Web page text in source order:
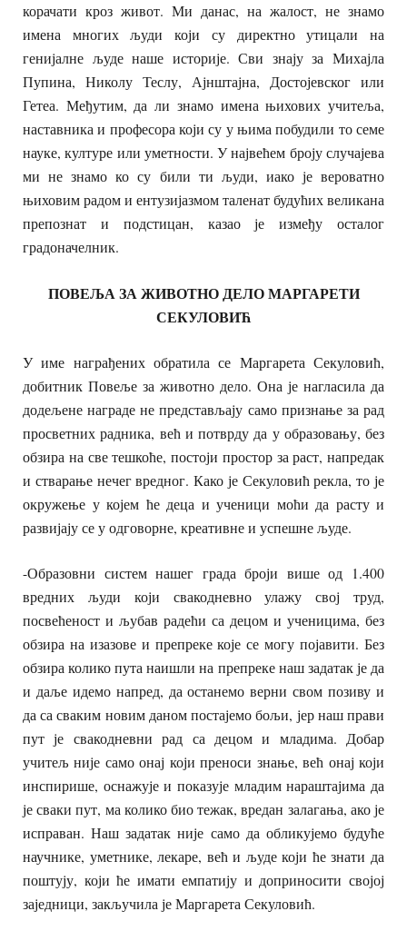
корачати кроз живот. Ми данас, на жалост, не знамо
имена многих људи који су директно утицали на
генијалне људе наше историје. Сви знају за Михајла
Пупина, Николу Теслу, Ајнштајна, Достојевског или
Гетеа. Међутим, да ли знамо имена њихових учитеља,
наставника и професора који су у њима побудили то семе
науке, културе или уметности. У највећем броју случајева
ми не знамо ко су били ти људи, иако је вероватно
њиховим радом и ентузијазмом таленат будућих великана
препознат и подстицан, казао је између осталог
градоначелник.
ПОВЕЉА ЗА ЖИВОТНО ДЕЛО МАРГАРЕТИ
СЕКУЛОВИЋ
У име награђених обратила се Маргарета Секуловић,
добитник Повеље за животно дело. Она је нагласила да
додељене награде не представљају само признање за рад
просветних радника, већ и потврду да у образовању, без
обзира на све тешкоће, постоји простор за раст, напредак
и стварање нечег вредног. Како је Секуловић рекла, то је
окружење у којем ће деца и ученици моћи да расту и
развијају се у одговорне, креативне и успешне људе.
-Образовни систем нашег града броји више од 1.400
вредних људи који свакодневно улажу свој труд,
посвећеност и љубав радећи са децом и ученицима, без
обзира на изазове и препреке које се могу појавити. Без
обзира колико пута наишли на препреке наш задатак је да
и даље идемо напред, да останемо верни свом позиву и
да са сваким новим даном постајемо бољи, јер наш прави
пут је свакодневни рад са децом и младима. Добар
учитељ није само онај који преноси знање, већ онај који
инспирише, оснажује и показује младим нараштајима да
је сваки пут, ма колико био тежак, вредан залагања, ако је
исправан. Наш задатак није само да обликујемо будуће
научнике, уметнике, лекаре, већ и људе који ће знати да
поштују, који ће имати емпатију и доприносити својој
заједници, закључила је Маргарета Секуловић.